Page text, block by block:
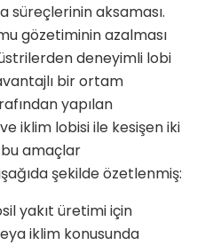
süreçlerinin aksaması.
gözetiminin azalması
deneyimli lobi
bir ortam
yapılan
iklim lobisi ile kesişen iki
amaçlar
şekilde özetlenmiş:
yakıt üretimi için
iklim konusunda